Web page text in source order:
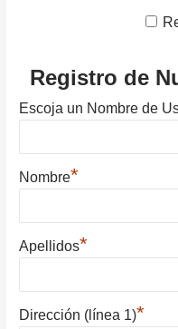
Registro de
Escoja un Nombre de
Nombre*
Apellidos*
Dirección (línea 1)*